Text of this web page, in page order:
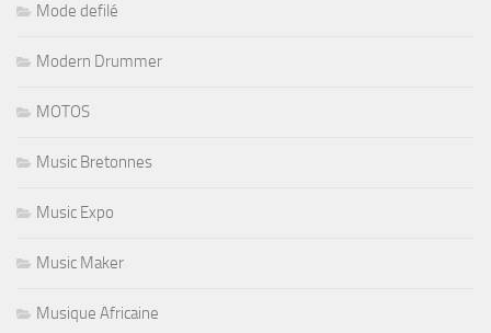
Mode defilé
Modern Drummer
MOTOS
Music Bretonnes
Music Expo
Music Maker
Musique Africaine